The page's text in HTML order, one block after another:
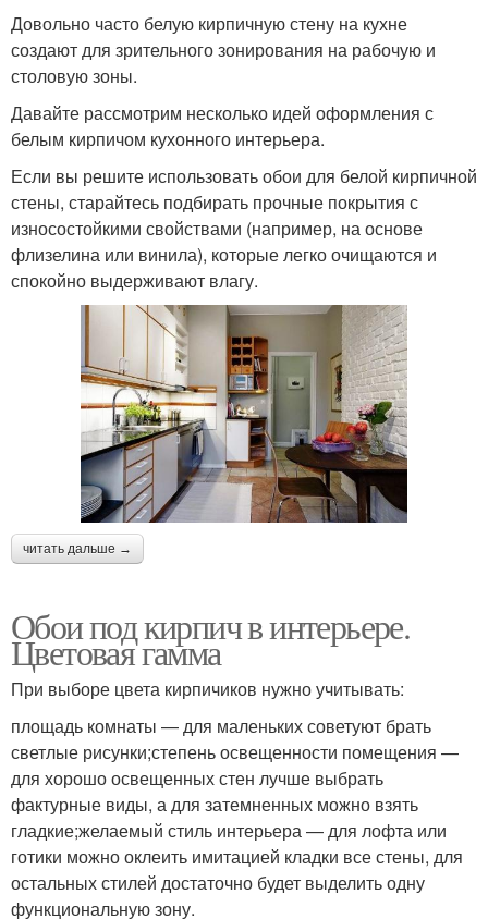
Довольно часто белую кирпичную стену на кухне
создают для зрительного зонирования на рабочую и
столовую зоны.
Давайте рассмотрим несколько идей оформления с
белым кирпичом кухонного интерьера.
Если вы решите использовать обои для белой кирпичной
стены, старайтесь подбирать прочные покрытия с
износостойкими свойствами (например, на основе
флизелина или винила), которые легко очищаются и
спокойно выдерживают влагу.
читать дальше →
Обои под кирпич в интерьере.
Цветовая гамма
При выборе цвета кирпичиков нужно учитывать:
площадь комнаты — для маленьких советуют брать
светлые рисунки;степень освещенности помещения —
для хорошо освещенных стен лучше выбрать
фактурные виды, а для затемненных можно взять
гладкие;желаемый стиль интерьера — для лофта или
готики можно оклеить имитацией кладки все стены, для
остальных стилей достаточно будет выделить одну
функциональную зону.